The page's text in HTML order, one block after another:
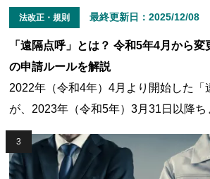
しい点呼の方法や点呼に関する違反時
す。点呼業務を効率化させるための方
ので、ぜひ最後までご覧ください。
法改正・規則 最終更新日：2025/12/08
「遠隔点呼」とは？ 令和5年4月から
の申請ルールを解説
2022年（令和4年）4月より開始した「
が、2023年（令和5年）3月31日以降ち
あったことをご存じでしょうか。これ
要件や申請方法が変更されました。そ
点呼の定義をおさらいし、2023年4月1
3